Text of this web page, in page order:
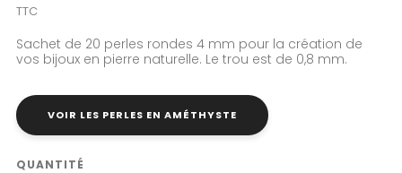
TTC
Sachet de 20 perles rondes 4 mm pour la création de
vos bijoux en pierre naturelle. Le trou est de 0,8 mm.
VOIR LES PERLES EN AMÉTHYSTE
QUANTITÉ